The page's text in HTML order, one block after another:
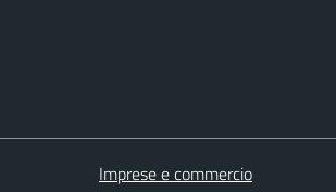
Imprese e commercio